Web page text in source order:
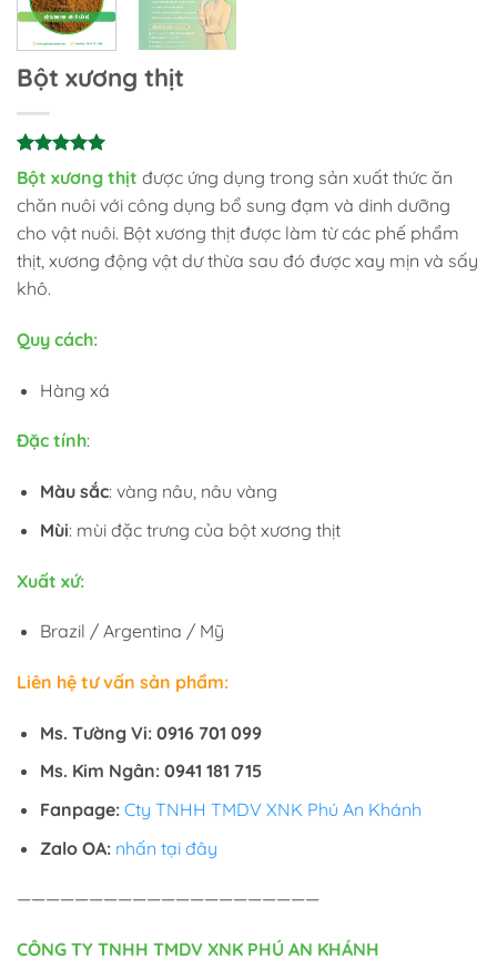
Bột xương thịt
5trên 5
dựa trên
4
đánh giá
Bột xương thịt được ứng dụng trong sản xuất thức ăn
chăn nuôi với công dụng bổ sung đạm và dinh dưỡng
cho vật nuôi. Bột xương thịt được làm từ các phế phẩm
thịt, xương động vật dư thừa sau đó được xay mịn và sấy
khô.
Quy cách:
Hàng xá
Đặc tính:
Màu sắc: vàng nâu, nâu vàng
Mùi: mùi đặc trưng của bột xương thịt
Xuất xứ:
Brazil / Argentina / Mỹ
Liên hệ tư vấn sản phẩm:
Ms. Tường Vi: 0916 701 099
Ms. Kim Ngân: 0941 181 715
Fanpage: Cty TNHH TMDV XNK Phú An Khánh
Zalo OA: nhấn tại đây
—————————————————————
CÔNG TY TNHH TMDV XNK PHÚ AN KHÁNH